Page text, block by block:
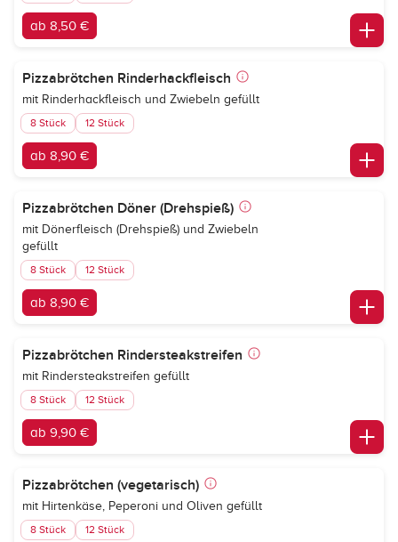
ab 8,50 €
Pizzabrötchen Rinderhackfleisch
mit Rinderhackfleisch und Zwiebeln gefüllt
8 Stück 12 Stück
ab 8,90 €
Pizzabrötchen Döner (Drehspieß)
mit Dönerfleisch (Drehspieß) und Zwiebeln
gefüllt
8 Stück 12 Stück
ab 8,90 €
Pizzabrötchen Rindersteakstreifen
mit Rindersteakstreifen gefüllt
8 Stück 12 Stück
ab 9,90 €
Pizzabrötchen (vegetarisch)
mit Hirtenkäse, Peperoni und Oliven gefüllt
8 Stück 12 Stück